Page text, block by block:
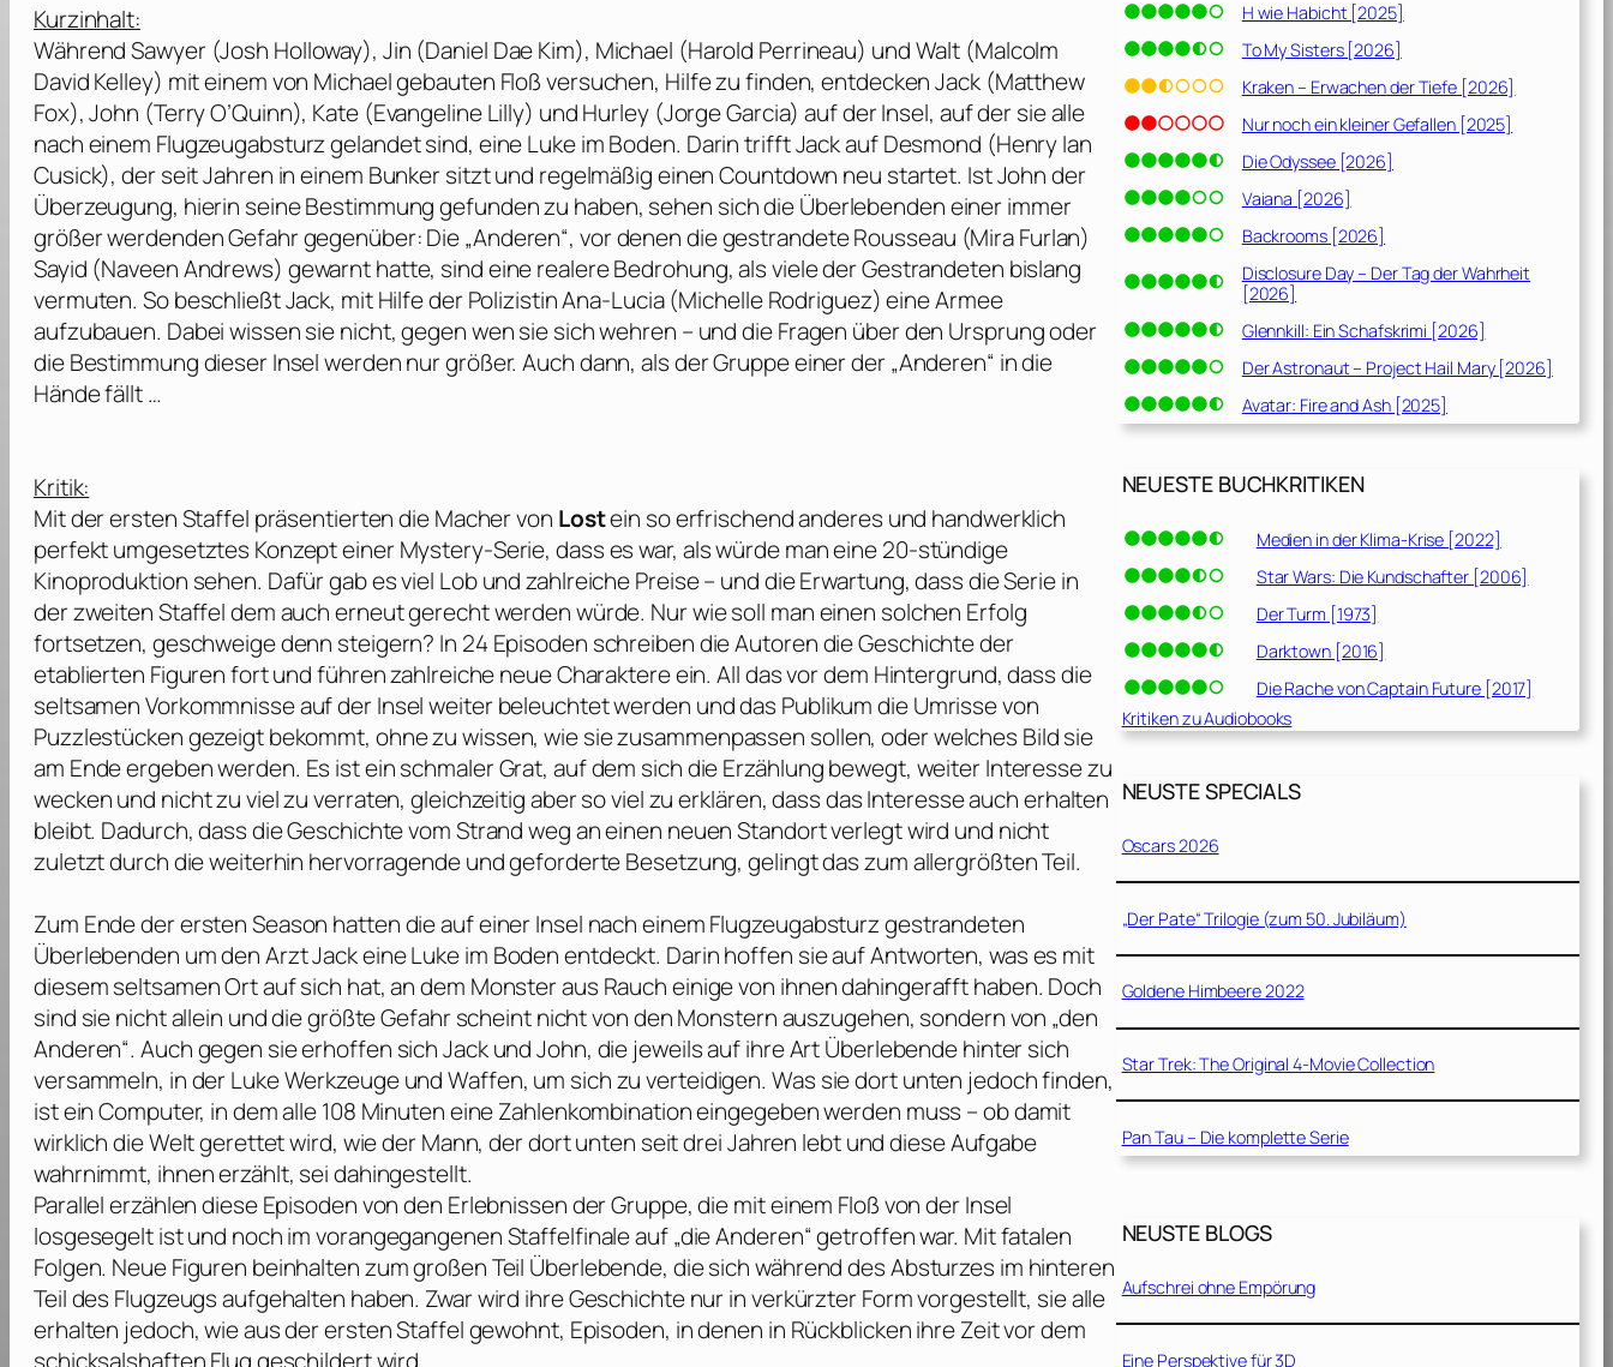
Kurzinhalt:
Während Sawyer (Josh Holloway), Jin (Daniel Dae Kim), Michael (Harold Perrineau) und Walt (Malcolm
David Kelley) mit einem von Michael gebauten Floß versuchen, Hilfe zu finden, entdecken Jack (Matthew
Fox), John (Terry O’Quinn), Kate (Evangeline Lilly) und Hurley (Jorge Garcia) auf der Insel, auf der sie alle
nach einem Flugzeugabsturz gelandet sind, eine Luke im Boden. Darin trifft Jack auf Desmond (Henry Ian
Cusick), der seit Jahren in einem Bunker sitzt und regelmäßig einen Countdown neu startet. Ist John der
Überzeugung, hierin seine Bestimmung gefunden zu haben, sehen sich die Überlebenden einer immer
größer werdenden Gefahr gegenüber: Die „Anderen“, vor denen die gestrandete Rousseau (Mira Furlan)
Sayid (Naveen Andrews) gewarnt hatte, sind eine realere Bedrohung, als viele der Gestrandeten bislang
vermuten. So beschließt Jack, mit Hilfe der Polizistin Ana-Lucia (Michelle Rodriguez) eine Armee
aufzubauen. Dabei wissen sie nicht, gegen wen sie sich wehren – und die Fragen über den Ursprung oder
die Bestimmung dieser Insel werden nur größer. Auch dann, als der Gruppe einer der „Anderen“ in die
Hände fällt …
Kritik:
Mit der ersten Staffel präsentierten die Macher von Lostein so erfrischend anderes und handwerklich
perfekt umgesetztes Konzept einer Mystery-Serie, dass es war, als würde man eine 20-stündige
Kinoproduktion sehen. Dafür gab es viel Lob und zahlreiche Preise – und die Erwartung, dass die Serie in
der zweiten Staffel dem auch erneut gerecht werden würde. Nur wie soll man einen solchen Erfolg
fortsetzen, geschweige denn steigern? In 24 Episoden schreiben die Autoren die Geschichte der
etablierten Figuren fort und führen zahlreiche neue Charaktere ein. All das vor dem Hintergrund, dass die
seltsamen Vorkommnisse auf der Insel weiter beleuchtet werden und das Publikum die Umrisse von
Puzzlestücken gezeigt bekommt, ohne zu wissen, wie sie zusammenpassen sollen, oder welches Bild sie
am Ende ergeben werden. Es ist ein schmaler Grat, auf dem sich die Erzählung bewegt, weiter Interesse zu
wecken und nicht zu viel zu verraten, gleichzeitig aber so viel zu erklären, dass das Interesse auch erhalten
bleibt. Dadurch, dass die Geschichte vom Strand weg an einen neuen Standort verlegt wird und nicht
zuletzt durch die weiterhin hervorragende und geforderte Besetzung, gelingt das zum allergrößten Teil.
Zum Ende der ersten Season hatten die auf einer Insel nach einem Flugzeugabsturz gestrandeten
Überlebenden um den Arzt Jack eine Luke im Boden entdeckt. Darin hoffen sie auf Antworten, was es mit
diesem seltsamen Ort auf sich hat, an dem Monster aus Rauch einige von ihnen dahingerafft haben. Doch
sind sie nicht allein und die größte Gefahr scheint nicht von den Monstern auszugehen, sondern von „den
Anderen“. Auch gegen sie erhoffen sich Jack und John, die jeweils auf ihre Art Überlebende hinter sich
versammeln, in der Luke Werkzeuge und Waffen, um sich zu verteidigen. Was sie dort unten jedoch finden,
ist ein Computer, in dem alle 108 Minuten eine Zahlenkombination eingegeben werden muss – ob damit
wirklich die Welt gerettet wird, wie der Mann, der dort unten seit drei Jahren lebt und diese Aufgabe
wahrnimmt, ihnen erzählt, sei dahingestellt.
Parallel erzählen diese Episoden von den Erlebnissen der Gruppe, die mit einem Floß von der Insel
losgesegelt ist und noch im vorangegangenen Staffelfinale auf „die Anderen“ getroffen war. Mit fatalen
Folgen. Neue Figuren beinhalten zum großen Teil Überlebende, die sich während des Absturzes im hinteren
Teil des Flugzeugs aufgehalten haben. Zwar wird ihre Geschichte nur in verkürzter Form vorgestellt, sie alle
erhalten jedoch, wie aus der ersten Staffel gewohnt, Episoden, in denen in Rückblicken ihre Zeit vor dem
H wie Habicht [2025]
To My Sisters [2026]
Kraken – Erwachen der Tiefe [2026]
Nur noch ein kleiner Gefallen [2025]
Die Odyssee [2026]
Vaiana [2026]
Backrooms [2026]
Disclosure Day – Der Tag der Wahrheit
[2026]
Glennkill: Ein Schafskrimi [2026]
Der Astronaut – Project Hail Mary [2026]
Avatar: Fire and Ash [2025]
NEUESTE BUCHKRITIKEN
Medien in der Klima-Krise [2022]
Star Wars: Die Kundschafter [2006]
Der Turm [1973]
Darktown [2016]
Die Rache von Captain Future [2017]
Kritiken zu Audiobooks
NEUSTE SPECIALS
Oscars 2026
„Der Pate“ Trilogie (zum 50. Jubiläum)
Goldene Himbeere 2022
Star Trek: The Original 4-Movie Collection
Pan Tau – Die komplette Serie
NEUSTE BLOGS
Aufschrei ohne Empörung
Eine Perspektive für 3D